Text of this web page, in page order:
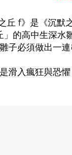
丘 f》是《沉默
的高中生深水
雛子必須做出一
滑入瘋狂與恐